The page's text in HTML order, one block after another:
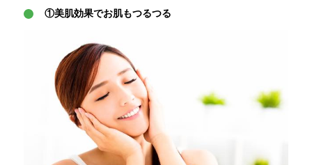
①美肌効果でお肌もつるつる